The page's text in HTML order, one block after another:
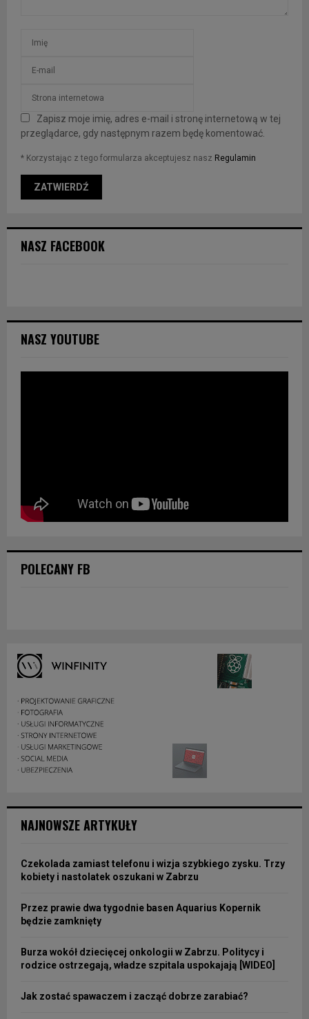
Zapisz moje imię, adres e-mail i stronę internetową w tej
przeglądarce, gdy następnym razem będę komentować.
* Korzystając z tego formularza akceptujesz nasz Regulamin
NASZ FACEBOOK
NASZ YOUTUBE
POLECANY FB
NAJNOWSZE ARTYKUŁY
Czekolada zamiast telefonu i wizja szybkiego zysku. Trzy
kobiety i nastolatek oszukani w Zabrzu
Przez prawie dwa tygodnie basen Aquarius Kopernik
będzie zamknięty
Burza wokół dziecięcej onkologii w Zabrzu. Politycy i
rodzice ostrzegają, władze szpitala uspokajają [WIDEO]
Jak zostać spawaczem i zacząć dobrze zarabiać?